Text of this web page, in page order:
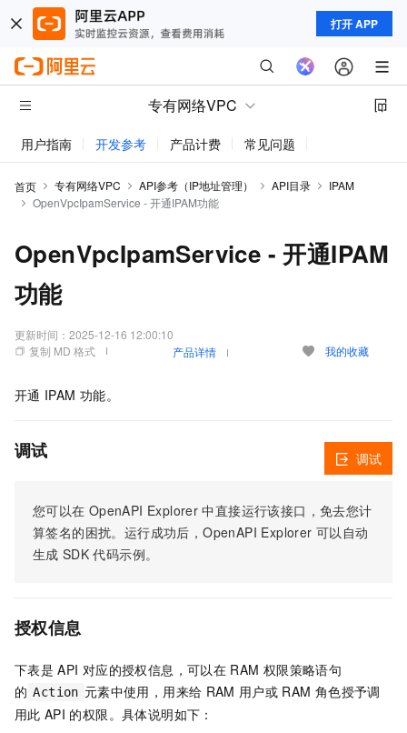
打开 APP
专有网络VPC
用户指南 开发参考 产品计费 常见问题
首页 专有网络VPC API参考（IP地址管理） API目录
IPAM
OpenVpcIpamService - 开通IPAM功能
OpenVpcIpamService - 开通IPAM
功能
更新时间： 2025-12-16 12:00:10
复制 MD 格式
产品详情 我的收藏
开通 IPAM 功能。
调试
您可以在 OpenAPI Explorer 中直接运行该接口，免去您计
算签名的困扰。运行成功后，OpenAPI Explorer 可以自动
生成 SDK 代码示例。
调试
授权信息
下表是 API 对应的授权信息，可以在 RAM 权限策略语句
的 Action 元素中使用，用来给 RAM 用户或 RAM 角色授予调
用此 API 的权限。具体说明如下：